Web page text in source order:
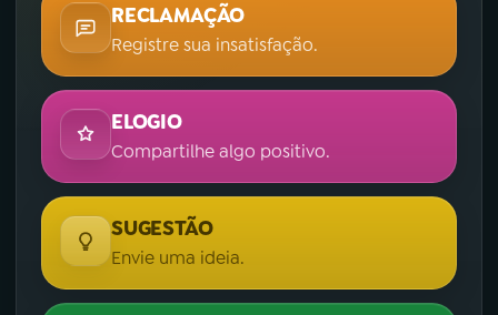
RECLAMAÇÃO
Registre sua insatisfação.
ELOGIO
Compartilhe algo positivo.
SUGESTÃO
Envie uma ideia.